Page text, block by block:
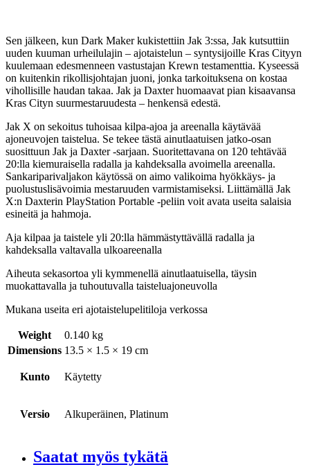
Sen jälkeen, kun Dark Maker kukistettiin Jak 3:ssa, Jak kutsuttiin
uuden kuuman urheilulajin – ajotaistelun – syntysijoille Kras Cityyn
kuulemaan edesmenneen vastustajan Krewn testamenttia. Kyseessä
on kuitenkin rikollisjohtajan juoni, jonka tarkoituksena on kostaa
vihollisille haudan takaa. Jak ja Daxter huomaavat pian kisaavansa
Kras Cityn suurmestaruudesta – henkensä edestä.
Jak X on sekoitus tuhoisaa kilpa-ajoa ja areenalla käytävää
ajoneuvojen taistelua. Se tekee tästä ainutlaatuisen jatko-osan
suosittuun Jak ja Daxter -sarjaan. Suoritettavana on 120 tehtävää
20:lla kiemuraisella radalla ja kahdeksalla avoimella areenalla.
Sankariparivaljakon käytössä on aimo valikoima hyökkäys- ja
puolustuslisävoimia mestaruuden varmistamiseksi. Liittämällä Jak
X:n Daxterin PlayStation Portable -peliin voit avata useita salaisia
esineitä ja hahmoja.
Aja kilpaa ja taistele yli 20:lla hämmästyttävällä radalla ja
kahdeksalla valtavalla ulkoareenalla
Aiheuta sekasortoa yli kymmenellä ainutlaatuisella, täysin
muokattavalla ja tuhoutuvalla taisteluajoneuvolla
Mukana useita eri ajotaistelupelitiloja verkossa
Weight
0.140 kg
Dimensions 13.5 × 1.5 × 19 cm
Kunto Käytetty
Versio Alkuperäinen, Platinum
Saatat myös tykätä